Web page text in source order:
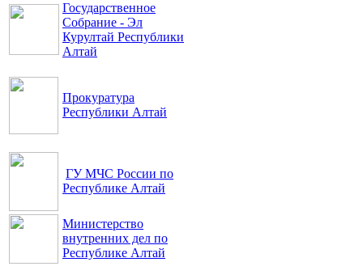
Государственное
Собрание - Эл
Курултай Республики
Алтай
Прокуратура
Республики Алтай
ГУ МЧС России по
Республике Алтай
Министерство
внутренних дел по
Республике Алтай